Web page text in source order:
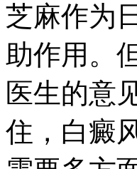
芝麻作为
助作用。
医生的意
住，白癜